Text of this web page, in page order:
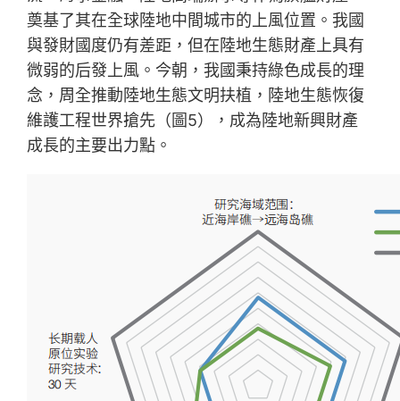
奠基了其在全球陸地中間城市的上風位置。我國
與發財國度仍有差距，但在陸地生態財產上具有
微弱的后發上風。今朝，我國秉持綠色成長的理
念，周全推動陸地生態文明扶植，陸地生態恢復
維護工程世界搶先（圖5），成為陸地新興財產
成長的主要出力點。